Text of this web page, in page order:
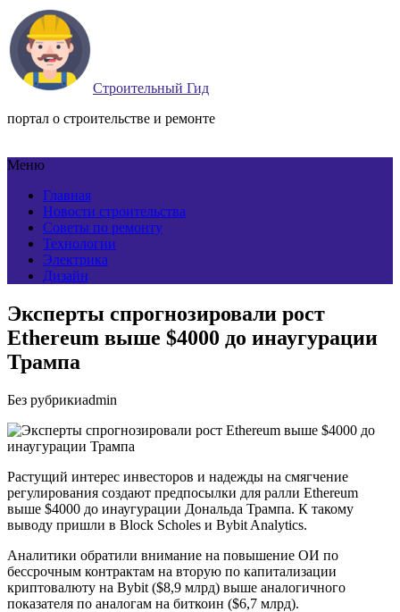
Строительный Гид
портал о строительстве и ремонте
Меню
Главная
Новости строительства
Советы по ремонту
Технологии
Электрика
Дизайн
Эксперты спрогнозировали рост
Ethereum выше $4000 до инаугурации
Трампа
Без рубрикиadmin
Растущий интерес инвесторов и надежды на смягчение
регулирования создают предпосылки для ралли Ethereum
выше $4000 до инаугурации Дональда Трампа. К такому
выводу пришли в Block Scholes и Bybit Analytics.
Аналитики обратили внимание на повышение ОИ по
бессрочным контрактам на вторую по капитализации
криптовалюту на Bybit ($8,9 млрд) выше аналогичного
показателя по аналогам на биткоин ($6,7 млрд).